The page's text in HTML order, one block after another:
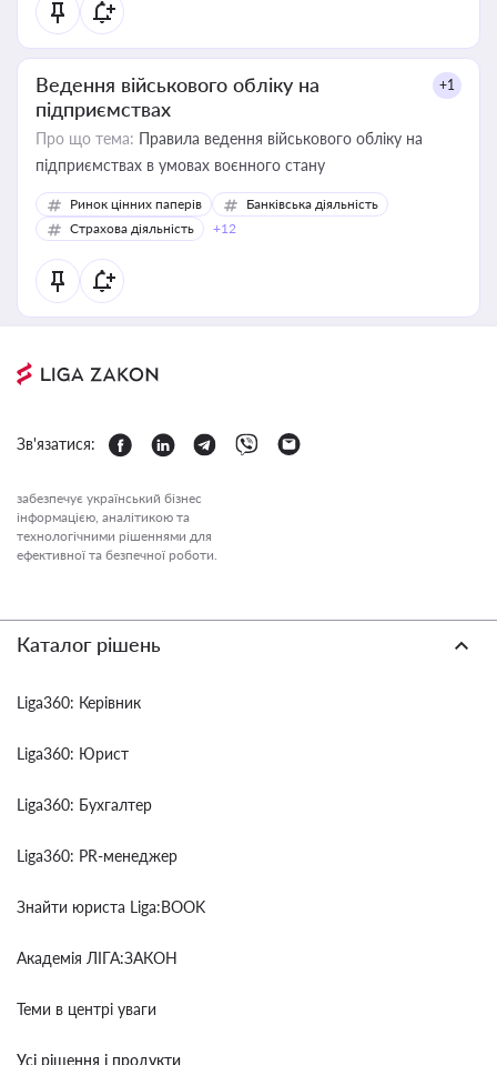
Ведення військового обліку на
підприємствах
+1
Про що тема: Правила ведення військового обліку на
підприємствах в умовах воєнного стану
Ринок цінних паперів
Банківська діяльність
Страхова діяльність
+12
Зв'язатися:
забезпечує український бізнес
інформацією, аналітикою та
технологічними рішеннями для
ефективної та безпечної роботи.
Каталог рішень
Liga360: Керівник
Liga360: Юрист
Liga360: Бухгалтер
Liga360: PR-менеджер
Знайти юриста Liga:BOOK
Академія ЛІГА:ЗАКОН
Теми в центрі уваги
Усі рішення і продукти